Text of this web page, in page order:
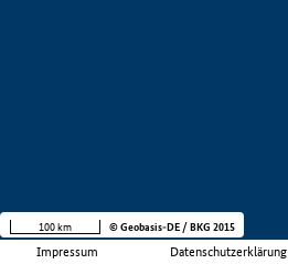
Impressum Datenschutzerklärung
100 km © Geobasis-DE / BKG 2015